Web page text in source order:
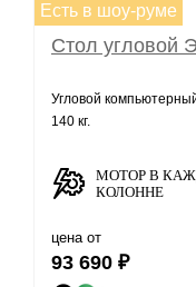
Есть в шоу-руме
Стол угловой
Угловой
140 кг.
МОТОР В
КОЛОННЕ
цена от
93 690 ₽